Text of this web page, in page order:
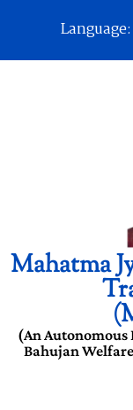
Language:
Mahatma
(An Autonomous
Bahujan